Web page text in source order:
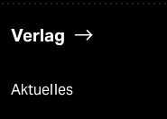
Verlag
Aktuelles